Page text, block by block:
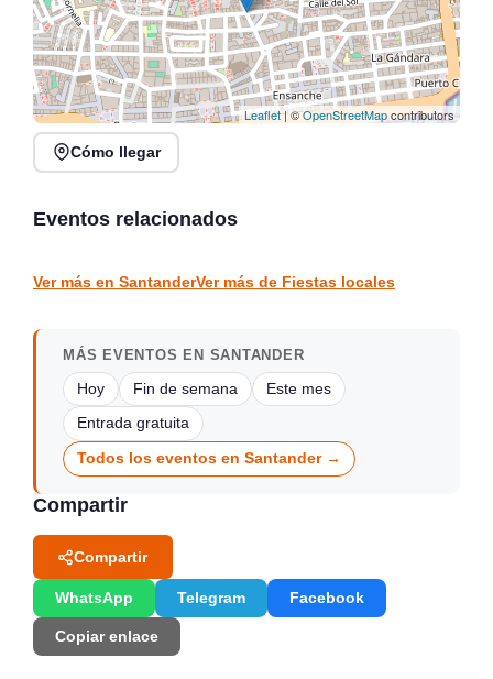
Leaflet| ©OpenStreetMapcontributors
Cómo llegar
Eventos relacionados
Fiesta del Turista en
Arredondo
Ver más en SantanderVer más de Fiestas locales
MÁS EVENTOS EN SANTANDER
Hoy Fin de semana Este mes
Entrada gratuita
Todos los eventos en Santander →
Compartir
Compartir
WhatsApp Telegram Facebook
Copiar enlace